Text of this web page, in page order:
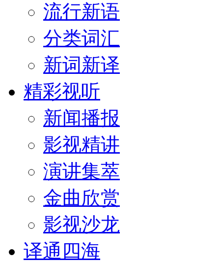
流行新语
分类词汇
新词新译
精彩视听
新闻播报
影视精讲
演讲集萃
金曲欣赏
影视沙龙
译通四海